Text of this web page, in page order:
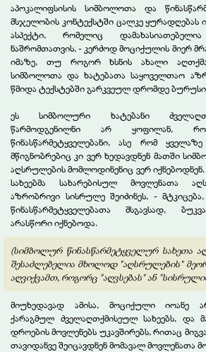
აპოკალიფსისის სიმბოლოთა და
მსჯელობის კონტექსტში ცალკე ყურადღებას
ასპექტი, რომელიც
ნაშრომთათვის, - კერძოდ მოციქულის მიერ
იმაზე, თუ როგორ ხსნის ახალი აღთქმა
სიმბოლოთა და ხატებათა საყოველთაო
წმიდა ტექსტებში გარკვეულ დრომდე
ეს სიმბოლური ხატებანი
წარმოდგენილნი არ ყოფილან,
წინასწარმეტყველებანი, ასე რომ
მწიგნობრებიც კი ვერ ხედავდნენ მათში
აღსრულების მომლოდინენიც ვერ იქნებოდნენ.
სახეებმა სახარებისულ მოვლენათა
აზრობრივი სისრულე შეიძინეს, -
წინასწარმეტყველებათა მსგავსად,
არასწორი იქნებოდა.
(სიმბოლურ წინასწარმეტყველურ სახეთა
შესაძლებელია მხოლოდ "აღსრულების"
აღვიქვამთ, როგორც "აღვსებას" ან
მიუხედავად ამისა, მოციქული იოანე
ქარაგმულ ძველაღთქმისეულ სახეებს, და
დროების მოვლენებს უკავშირებს, რითაც
თავიდანვე შეიცავდნენ მომავალ მოვლენათა